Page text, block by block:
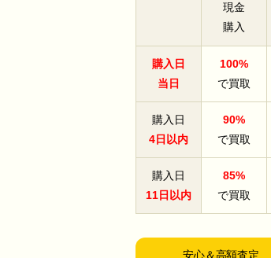
現金
購入
購入日
当日
100%
で買取
購入日
4日以内
90%
で買取
購入日
11日以内
85%
で買取
安心＆高額査定